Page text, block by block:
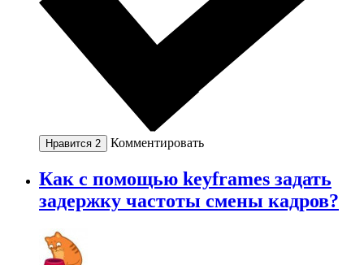
Нравится 2 Комментировать
Как с помощью keyframes задать
задержку частоты смены кадров?